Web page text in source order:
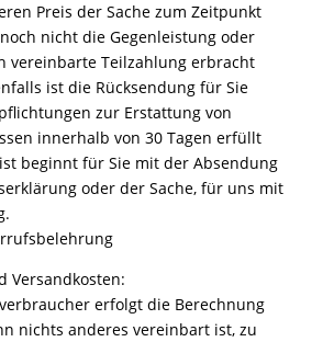
Preis der Sache zum Zeitpunkt
nicht die Gegenleistung oder
vereinbarte Teilzahlung erbracht
ist die Rücksendung für Sie
zur Erstattung von
innerhalb von 30 Tagen erfüllt
beginnt für Sie mit der Absendung
oder der Sache, für uns mit
Versandkosten:
erfolgt die Berechnung
nichts anderes vereinbart ist, zu